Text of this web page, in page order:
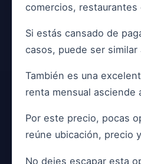
comercios,
Si estás cansado de
casos, puede ser
También es una
renta mensual asciende
Por este precio, pocas
reúne ubicación, precio
No dejes escapar esta